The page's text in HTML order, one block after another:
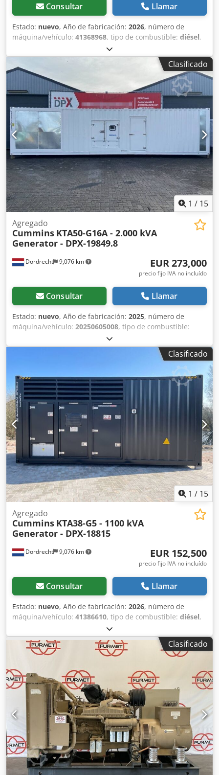
Consultar Llamar
Estado: nuevo, Año de fabricación: 2026, número de
máquina/vehículo: 41368968, tipo de combustible: diésel,
Cummins KTA50-G3
Construcción Chedpfx Asyxahrodisa Peso en vacío: 17.260
kg Potencia del generador: 1.375 kVA Dimensiones del
espacio de carga: 606 x 244 x 259 cm Marcado CE: sí
Capacidad del depósito de agua: 1.640 l Contacte con el
equipo DPX para más información. = Opciones y accesorios
adicionales = - Batería - Panel de control - Techo de acero -
Cisterna
Clasificado
1 / 15
Dordrecht 9,076 km
Agregado
Cummins KTA50-G16A - 2.000 kVA
Generator - DPX-19849.8
EUR 273,000
precio fijo IVA no incluído
Consultar Llamar
Estado: nuevo, Año de fabricación: 2025, número de
máquina/vehículo: 20250605008, tipo de combustible:
1,650 kW (2,243.37 CV)
motores:KTA50-G16A, Finalidad: construcción Peso en
vacío: 26.000 kg Potencia del generador: 2.000 kVA
Dimensiones del compartimento de carga: 1219 x 244 x
290 cm Marcado CE: sí Capacidad del depósito de agua:
2000 l Póngase en contacto con el equipo de DPX para
obtener más información. Csdpfjx Uv Rhjx Adisha = Otras
opciones y accesorios = - Batería - Panel de control - Techo
de acero - Cisterna
Clasificado
1 / 15
Dordrecht 9,076 km
Agregado
Cummins KTA38-G5 - 1100 kVA
Generator - DPX-18815
EUR 152,500
precio fijo IVA no incluído
Consultar Llamar
Estado: nuevo, Año de fabricación: 2026, número de
máquina/vehículo: 41386610, tipo de combustible: diésel,
Cummins KTA38-G5
construcción Peso en vacío: 14 280 kg Potencia del
generador: 1100 kVA Dimensiones de la plataforma de
carga: 606 x 245 x 290 cm Capacidad del depósito de agua:
1200 l Póngase en contacto con el equipo de DPX para
obtener más información. Chodozm Etmspfx Adija =
Opciones y accesorios adicionales = - Batería - Panel de
control - Techo de acero - Cisterna
Clasificado